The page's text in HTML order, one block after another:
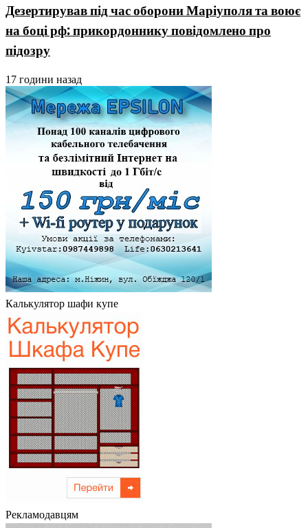
Дезертирував під час оборони Маріуполя та воює
на боці рф: прикордоннику повідомлено про
підозру
17 години назад
Калькулятор шафи купе
Рекламодавцям